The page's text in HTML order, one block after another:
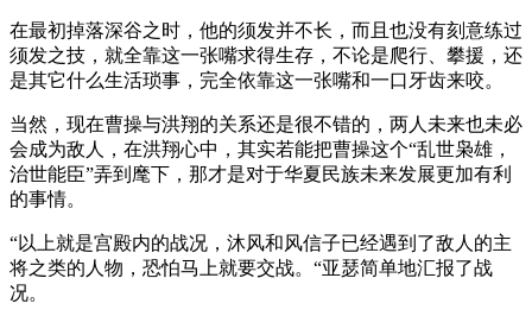
在最初掉落深谷之时，他的须发并不长，而且也没有刻意练过
须发之技，就全靠这一张嘴求得生存，不论是爬行、攀援，还
是其它什么生活琐事，完全依靠这一张嘴和一口牙齿来咬。
当然，现在曹操与洪翔的关系还是很不错的，两人未来也未必
会成为敌人，在洪翔心中，其实若能把曹操这个“乱世枭雄，
治世能臣”弄到麾下，那才是对于华夏民族未来发展更加有利
的事情。
“以上就是宫殿内的战况，沐风和风信子已经遇到了敌人的主
将之类的人物，恐怕马上就要交战。“亚瑟简单地汇报了战
况。